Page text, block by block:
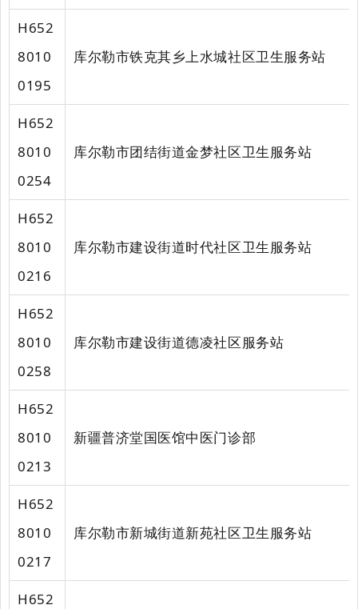
H652
8010
0195
库尔勒市铁克其乡上水城社区卫生服务站
H652
8010
0254
库尔勒市团结街道金梦社区卫生服务站
H652
8010
0216
库尔勒市建设街道时代社区卫生服务站
H652
8010
0258
库尔勒市建设街道德凌社区服务站
H652
8010
0213
新疆普济堂国医馆中医门诊部
H652
8010
0217
库尔勒市新城街道新苑社区卫生服务站
H652